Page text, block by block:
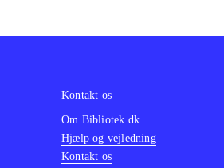
Kontakt os
Om Bibliotek.dk
Hjælp og vejledning
Kontakt os